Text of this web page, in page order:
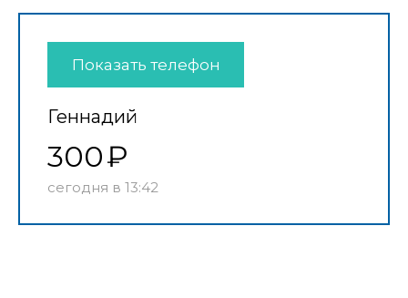
Показать телефон
Геннадий
300
сегодня в 13:42